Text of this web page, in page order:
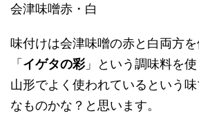
会津味噌赤・白
味付けは会津味噌の赤と白両方を
「イゲタの彩」という調味料を使
山形でよく使われているという
なものかな？と思います。